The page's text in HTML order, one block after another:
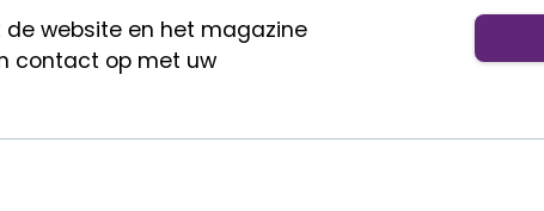
website en het magazine
contact op met uw